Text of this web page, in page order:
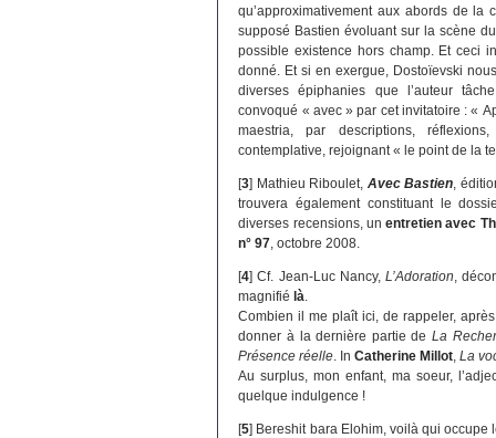
qu’approximativement aux abords de
supposé Bastien évoluant sur la scène
possible existence hors champ. Et ceci
donné. Et si en exergue, Dostoïevski
diverses épiphanies que l’auteur
convoqué « avec » par cet invitatoire : «
maestria, par descriptions,
contemplative, rejoignant « le point de la
[3] Mathieu Riboulet, Avec Bastien ,
trouvera également constituant le
diverses recensions, unentretien avec
n° 97 , octobre 2008.
[4]Cf. Jean-Luc Nancy, L’Adoration ,
magnifiélà
Combien il me plaît ici, de rappeler,
donner à la dernière partie deLa
Présence réelle . InCatherine Millot ,La
Au surplus, mon enfant, ma soeur,
quelque indulgence !
[5] Bereshit bara Elohim, voilà qui occupe